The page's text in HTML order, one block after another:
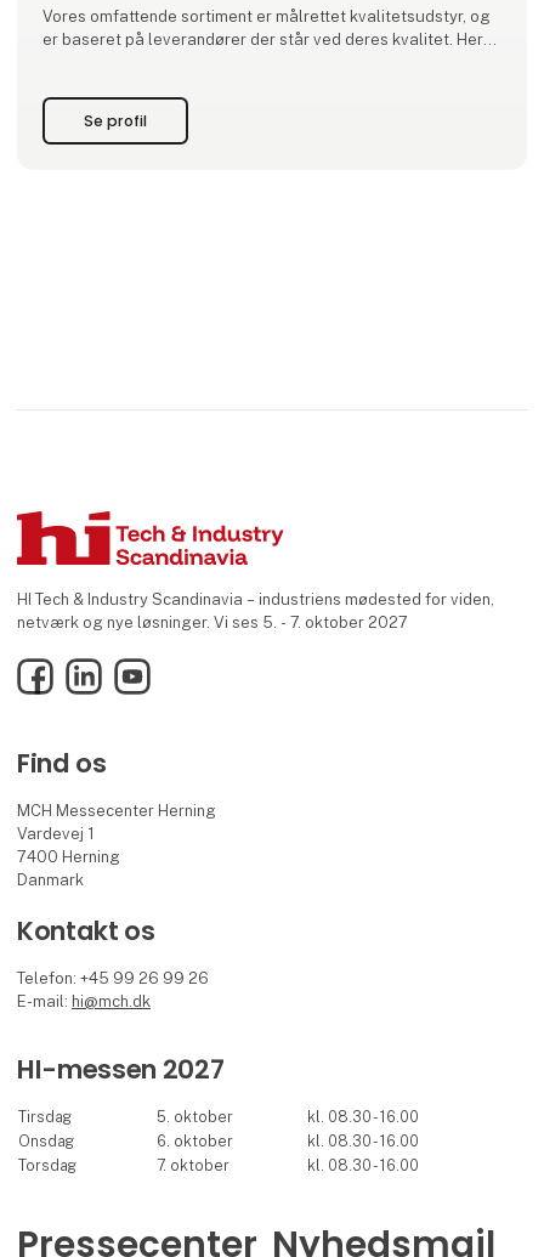
Vores omfattende sortiment er målrettet kvalitetsudstyr, og
er baseret på leverandører der står ved deres kvalitet. Hertil
På vores
Se profil
HI Tech & Industry Scandinavia – industriens mødested for viden,
netværk og nye løsninger. Vi ses 5. - 7. oktober 2027
FacebookLinkedInYouTube
Find os
MCH Messecenter Herning
Vardevej 1
7400 Herning
Danmark
Kontakt os
Telefon: +45 99 26 99 26
E-mail: hi@mch.dk
HI-messen 2027
Tirsdag 5. oktober
kl. 08.30 - 16.00
Onsdag
6. oktober
kl. 08.30 - 16.00
Torsdag
7. oktober kl. 08.30 - 16.00
Pressecenter Nyhedsmail